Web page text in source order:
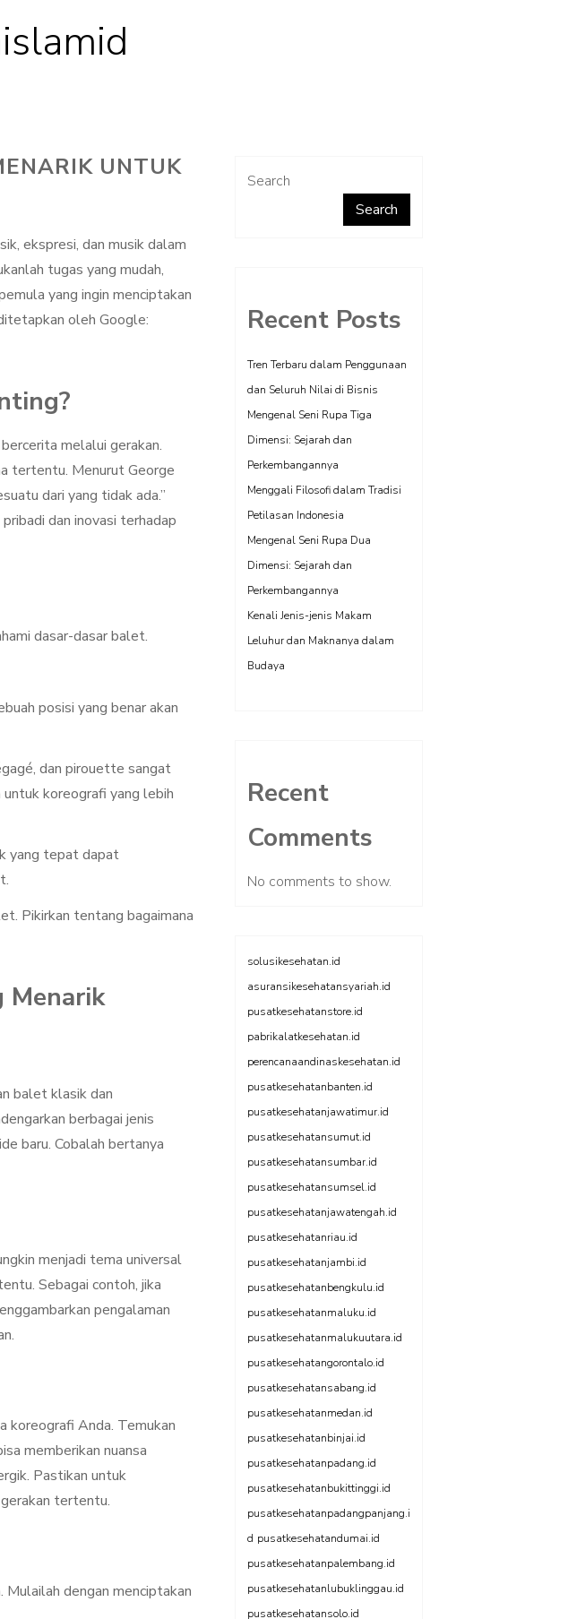
UNTUK
ekspresi, dan musik dalam
tugas yang mudah,
yang ingin menciptakan
oleh Google:
melalui gerakan.
tertentu. Menurut George
dari yang tidak ada.”
dan inovasi terhadap
dasar-dasar balet.
posisi yang benar akan
dan pirouette sangat
untuk koreografi yang lebih
yang tepat dapat
Pikirkan tentang bagaimana
Menarik
balet klasik dan
berbagai jenis
baru. Cobalah bertanya
menjadi tema universal
Sebagai contoh, jika
pengalaman
koreografi Anda. Temukan
memberikan nuansa
Pastikan untuk
tertentu.
dengan menciptakan
Search
Search
Recent Posts
Tren Terbaru dalam Penggunaan
dan Seluruh Nilai di Bisnis
Mengenal Seni Rupa Tiga
Dimensi: Sejarah dan
Perkembangannya
Menggali Filosofi dalam Tradisi
Petilasan Indonesia
Mengenal Seni Rupa Dua
Dimensi: Sejarah dan
Perkembangannya
Kenali Jenis-jenis Makam
Leluhur dan Maknanya dalam
Budaya
Recent
Comments
No comments to show.
solusikesehatan.id
asuransikesehatansyariah.id
pusatkesehatanstore.id
pabrikalatkesehatan.id
perencanaandinaskesehatan.id
pusatkesehatanbanten.id
pusatkesehatanjawatimur.id
pusatkesehatansumut.id
pusatkesehatansumbar.id
pusatkesehatansumsel.id
pusatkesehatanjawatengah.id
pusatkesehatanriau.id
pusatkesehatanjambi.id
pusatkesehatanbengkulu.id
pusatkesehatanmaluku.id
pusatkesehatanmalukuutara.id
pusatkesehatangorontalo.id
pusatkesehatansabang.id
pusatkesehatanmedan.id
pusatkesehatanbinjai.id
pusatkesehatanpadang.id
pusatkesehatanbukittinggi.id
pusatkesehatanpadangpanjang.i
d pusatkesehatandumai.id
pusatkesehatanpalembang.id
pusatkesehatanlubuklinggau.id
pusatkesehatansolo.id